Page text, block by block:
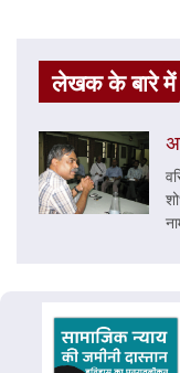
लेखक के बारे में